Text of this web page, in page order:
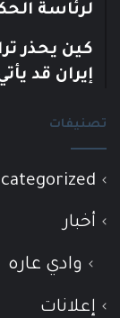
لرئاسة
كين يحذر
إيران قد
تصنيفات
أخبار
وادي عاره
إعلانات